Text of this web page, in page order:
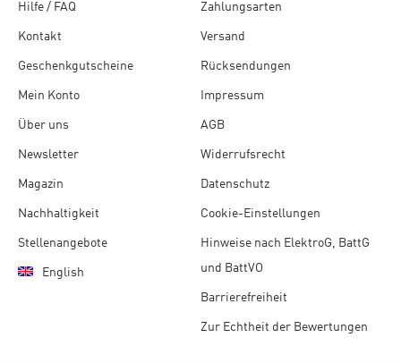
Hilfe / FAQ
Kontakt
Geschenkgutscheine
Mein Konto
Über uns
Newsletter
Magazin
Nachhaltigkeit
Stellenangebote
English
Zahlungsarten
Versand
Rücksendungen
Impressum
AGB
Widerrufsrecht
Datenschutz
Cookie-Einstellungen
Hinweise nach ElektroG, BattG
und BattVO
Barrierefreiheit
Zur Echtheit der Bewertungen